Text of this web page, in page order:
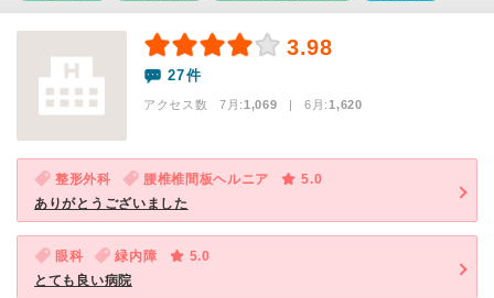
3.98
27件
アクセス数 7月:1,069 | 6月:1,620
整形外科 腰椎椎間板ヘルニア
5.0
ありがとうございました
眼科 緑内障
5.0
とても良い病院